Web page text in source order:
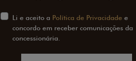
Li e aceito a Política de Privacidade e
concordo em receber comunicações da
concessionária.